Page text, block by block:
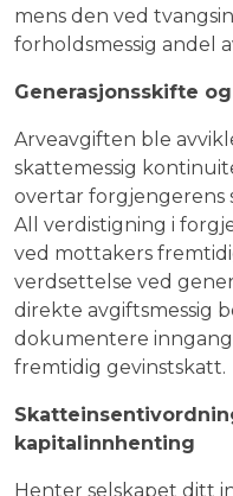
mens den ved
forholdsmessig andel
Generasjonsskifte
Arveavgiften ble
skattemessig
overtar forgjengerens
All verdistigning i
ved mottakers
verdsettelse ved
direkte avgiftsmessig
dokumentere
fremtidig gevinstskatt.
kapitalinnhenting
Henter selskapet ditt